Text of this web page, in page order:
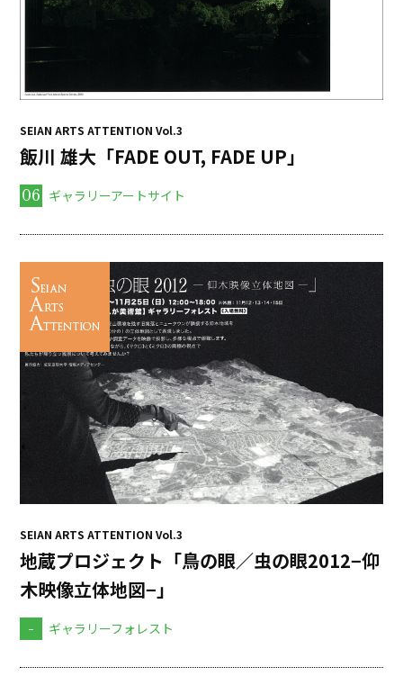
SEIAN ARTS ATTENTION Vol.3
飯川 雄大「FADE OUT, FADE UP」
06 ギャラリーアートサイト
SEIAN ARTS ATTENTION Vol.3
地蔵プロジェクト「鳥の眼／虫の眼2012−仰
木映像立体地図−」
- ギャラリーフォレスト